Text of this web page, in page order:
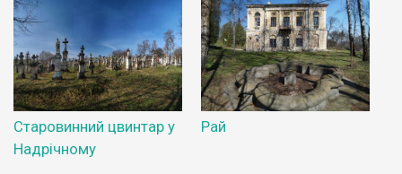
Старовинний цвинтар у
Надрічному
Рай